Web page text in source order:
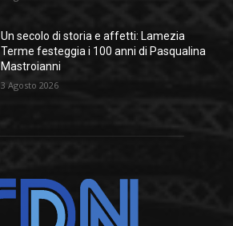
Un secolo di storia e affetti: Lamezia
Terme festeggia i 100 anni di Pasqualina
Mastroianni
3 Agosto 2026